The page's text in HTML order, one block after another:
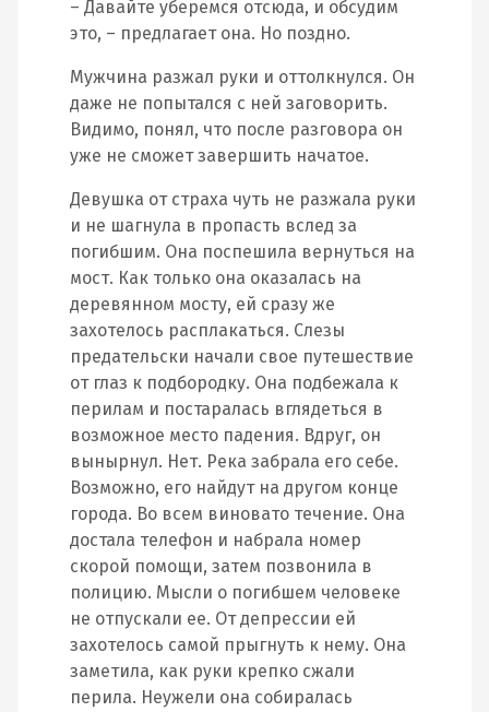
– Давайте уберемся отсюда, и обсудим
это, – предлагает она. Но поздно.
Мужчина разжал руки и оттолкнулся. Он
даже не попытался с ней заговорить.
Видимо, понял, что после разговора он
уже не сможет завершить начатое.
Девушка от страха чуть не разжала руки
и не шагнула в пропасть вслед за
погибшим. Она поспешила вернуться на
мост. Как только она оказалась на
деревянном мосту, ей сразу же
захотелось расплакаться. Слезы
предательски начали свое путешествие
от глаз к подбородку. Она подбежала к
перилам и постаралась вглядеться в
возможное место падения. Вдруг, он
вынырнул. Нет. Река забрала его себе.
Возможно, его найдут на другом конце
города. Во всем виновато течение. Она
достала телефон и набрала номер
скорой помощи, затем позвонила в
полицию. Мысли о погибшем человеке
не отпускали ее. От депрессии ей
захотелось самой прыгнуть к нему. Она
заметила, как руки крепко сжали
перила. Неужели она собиралась